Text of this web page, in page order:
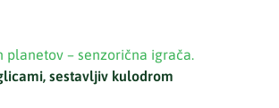
sestavljiv kulodrom